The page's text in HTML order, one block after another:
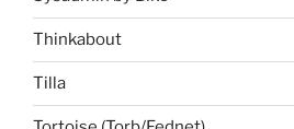
Thinkabout
Tilla